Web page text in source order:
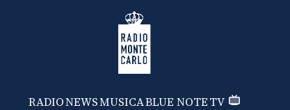
Radio Monte Carlo
RADIONEWSMUSICABLUE NOTETV